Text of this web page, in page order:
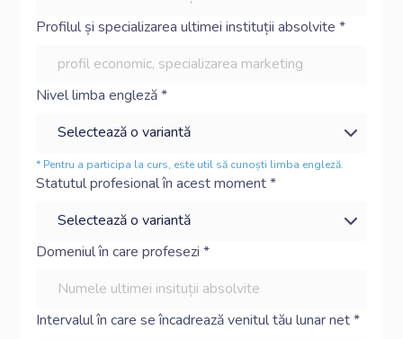
Profilul și specializarea ultimei instituții absolvite *
Nivel limba engleză *
* Pentru a participa la curs, este util să cunoști limba engleză.
Statutul profesional în acest moment *
Domeniul în care profesezi *
Intervalul în care se încadrează venitul tău lunar net *